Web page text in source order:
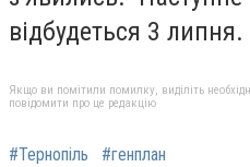
відбудеться 3 липня.
Якщо ви помітили помилку, виділіть
повідомити про це редакцію
#Тернопіль #генплан